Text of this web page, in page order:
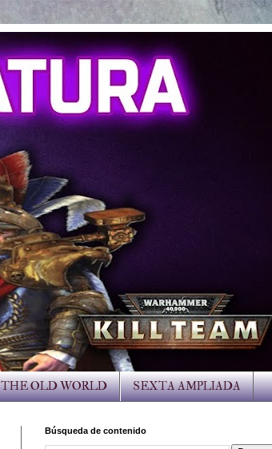
THE OLD WORLD SEXTA AMPLIADA
Búsqueda de contenido